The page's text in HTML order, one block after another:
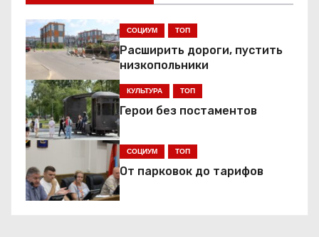
а
ц
и
я
п
о
з
СОЦИУМ ТОП
Расширить дороги, пустить
низкопольники
КУЛЬТУРА ТОП
Герои без постаментов
СОЦИУМ ТОП
От парковок до тарифов